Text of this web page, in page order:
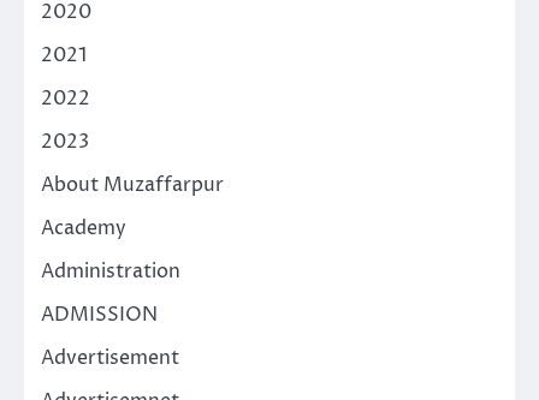
2020
2021
2022
2023
About Muzaffarpur
Academy
Administration
ADMISSION
Advertisement